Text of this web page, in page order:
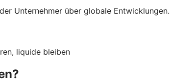
Unternehmer über globale Entwicklungen.
liquide bleiben